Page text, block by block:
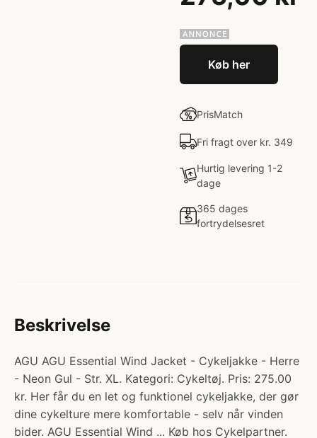
Køb her
PrisMatch
Fri fragt over kr. 349
Hurtig levering 1-2
dage
365 dages
fortrydelsesret
Beskrivelse
AGU AGU Essential Wind Jacket - Cykeljakke - Herre
- Neon Gul - Str. XL. Kategori: Cykeltøj. Pris: 275.00
kr. Her får du en let og funktionel cykeljakke, der gør
dine cykelture mere komfortable - selv når vinden
bider. AGU Essential Wind ... Køb hos Cykelpartner.